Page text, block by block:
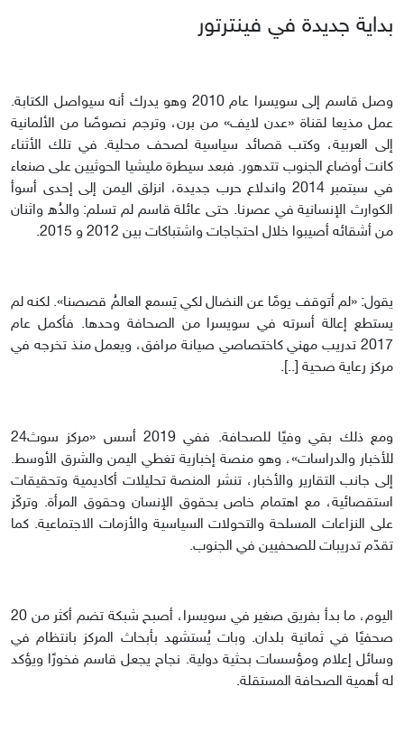
بداية جديدة في فينترتور
وصل قاسم إلى سويسرا عام 2010 وهو يدرك أنه سيواصل الكتابة.
عمل مذيعا لقناة «عدن لايف» من برن، وترجم نصوصًا من الألمانية
إلى العربية، وكتب قصائد سياسية لصحف محلية. في تلك الأثناء
كانت أوضاع الجنوب تتدهور. فبعد سيطرة مليشيا الحوثيين على صنعاء
في سبتمبر 2014 واندلاع حرب جديدة، انزلق اليمن إلى إحدى أسوأ
الكوارث الإنسانية في عصرنا. حتى عائلة قاسم لم تسلم: والدُه واثنان
من أشقائه أصيبوا خلال احتجاجات واشتباكات بين 2012 و 2015.
يقول: «لم أتوقف يومًا عن النضال لكي يَسمع العالمُ قصصنا». لكنه لم
يستطع إعالة أسرته في سويسرا من الصحافة وحدها. فأكمل عام
2017 تدريب مهني كاختصاصي صيانة مرافق، ويعمل منذ تخرجه في
مركز رعاية صحية [..].
ومع ذلك بقي وفيًا للصحافة. ففي 2019 أسس «مركز سوث24
للأخبار والدراسات»، وهو منصة إخبارية تغطي اليمن والشرق الأوسط.
إلى جانب التقارير والأخبار، تنشر المنصة تحليلات أكاديمية وتحقيقات
استقصائية، مع اهتمام خاص بحقوق الإنسان وحقوق المرأة. وتركّز
على النزاعات المسلحة والتحولات السياسية والأزمات الاجتماعية. كما
تقدّم تدريبات للصحفيين في الجنوب.
اليوم، ما بدأ بفريق صغير في سويسرا، أصبح شبكة تضم أكثر من 20
صحفيًا في ثمانية بلدان. وبات يُستشهد بأبحاث المركز بانتظام في
وسائل إعلام ومؤسسات بحثية دولية. نجاح يجعل قاسم فخورًا ويؤكد
له أهمية الصحافة المستقلة.